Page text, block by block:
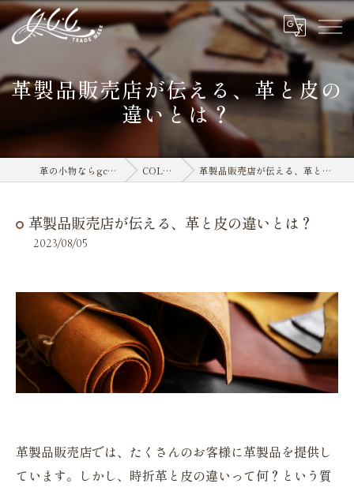
革製品販売店が伝える、革と皮の
違いとは？
革の小物ならgcc leather COLUMN 革製品販売店が伝える、革と皮の違いとは？
革製品販売店が伝える、革と皮の違いとは？
2023/08/05
革製品販売店では、たくさんのお客様に革製品を提供し
ています。しかし、時折革と皮の違いって何？という質